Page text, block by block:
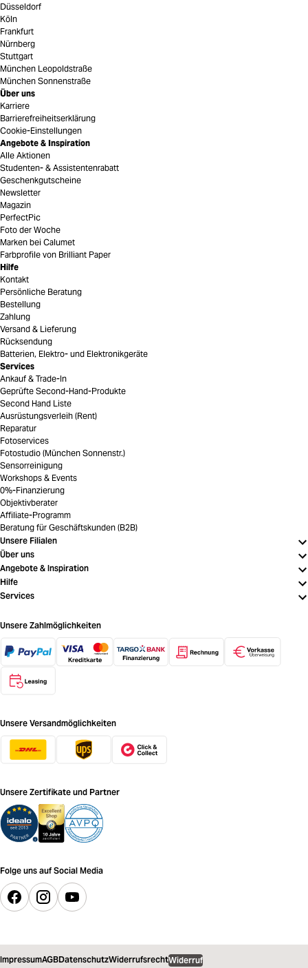
Düsseldorf
Köln
Frankfurt
Nürnberg
Stuttgart
München Leopoldstraße
München Sonnenstraße
Über uns
Karriere
Barrierefreiheitserklärung
Cookie-Einstellungen
Angebote & Inspiration
Alle Aktionen
Studenten- & Assistentenrabatt
Geschenkgutscheine
Newsletter
Magazin
PerfectPic
Foto der Woche
Marken bei Calumet
Farbprofile von Brilliant Paper
Hilfe
Kontakt
Persönliche Beratung
Bestellung
Zahlung
Versand & Lieferung
Rücksendung
Batterien, Elektro- und Elektronikgeräte
Services
Ankauf & Trade-In
Geprüfte Second-Hand-Produkte
Second Hand Liste
Ausrüstungsverleih (Rent)
Reparatur
Fotoservices
Fotostudio (München Sonnenstr.)
Sensorreinigung
Workshops & Events
0%-Finanzierung
Objektivberater
Affiliate-Programm
Beratung für Geschäftskunden (B2B)
Unsere Filialen
Über uns
Angebote & Inspiration
Hilfe
Services
Unsere Zahlmöglichkeiten
Unsere Versandmöglichkeiten
Unsere Zertifikate und Partner
Folge uns auf Social Media
ImpressumAGBDatenschutzWiderrufsrechtWiderruf